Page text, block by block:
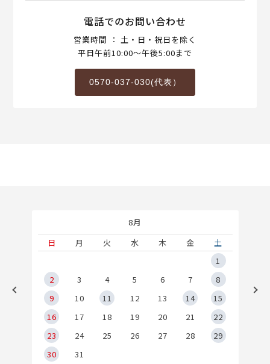
電話でのお問い合わせ
営業時間 ： 土・日・祝日を除く
平日午前10:00～午後5:00まで
0570-037-030(代表）
8月
日
月 火 水 木 金
土
1
2
3 4 5 6 7
8
9
10 11 12 13 14
15
16
17 18 19 20 21
22
23
24 25 26 27 28
29
30
31